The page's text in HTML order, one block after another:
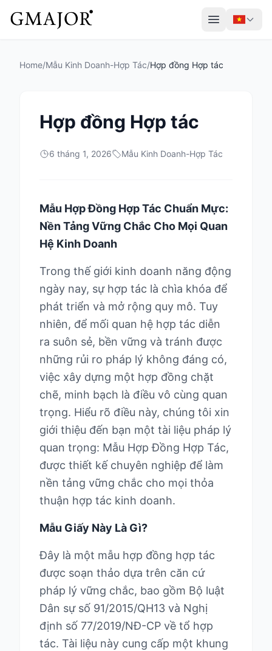
Home/Mẫu Kinh Doanh-Hợp Tác/Hợp đồng Hợp tác
Hợp đồng Hợp tác
6 tháng 1, 2026 Mẫu Kinh Doanh-Hợp Tác
Mẫu Hợp Đồng Hợp Tác Chuẩn Mực:
Nền Tảng Vững Chắc Cho Mọi Quan
Hệ Kinh Doanh
Trong thế giới kinh doanh năng động
ngày nay, sự hợp tác là chìa khóa để
phát triển và mở rộng quy mô. Tuy
nhiên, để mối quan hệ hợp tác diễn
ra suôn sẻ, bền vững và tránh được
những rủi ro pháp lý không đáng có,
việc xây dựng một hợp đồng chặt
chẽ, minh bạch là điều vô cùng quan
trọng. Hiểu rõ điều này, chúng tôi xin
giới thiệu đến bạn một tài liệu pháp lý
quan trọng: Mẫu Hợp Đồng Hợp Tác,
được thiết kế chuyên nghiệp để làm
nền tảng vững chắc cho mọi thỏa
thuận hợp tác kinh doanh.
Mẫu Giấy Này Là Gì?
Đây là một mẫu hợp đồng hợp tác
được soạn thảo dựa trên căn cứ
pháp lý vững chắc, bao gồm Bộ luật
Dân sự số 91/2015/QH13 và Nghị
định số 77/2019/NĐ-CP về tổ hợp
tác. Tài liệu này cung cấp một khung